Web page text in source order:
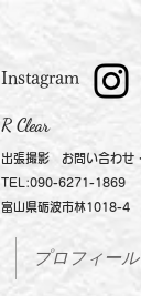
​Instagram
R Clear​
出張撮影 ​お問い合わせ
TEL:090-6271-1869
​富山県砺波市林1018-4
プロフィール